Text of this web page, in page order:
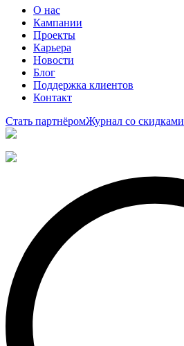
О нас
Кампании
Проекты
Карьера
Новости
Блог
Поддержка клиентов
Контакт
Стать партнёромЖурнал со скидками